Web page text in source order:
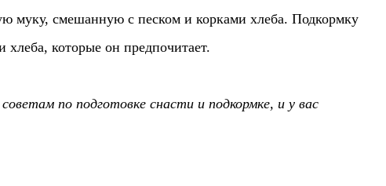
муку, смешанную с песком и корками хлеба. Подкормку
которые он предпочитает.
по подготовке снасти и подкормке, и у вас